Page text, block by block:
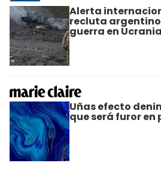
Alerta
recluta
guerra en Ucrania
Uñas efecto
que será furor en